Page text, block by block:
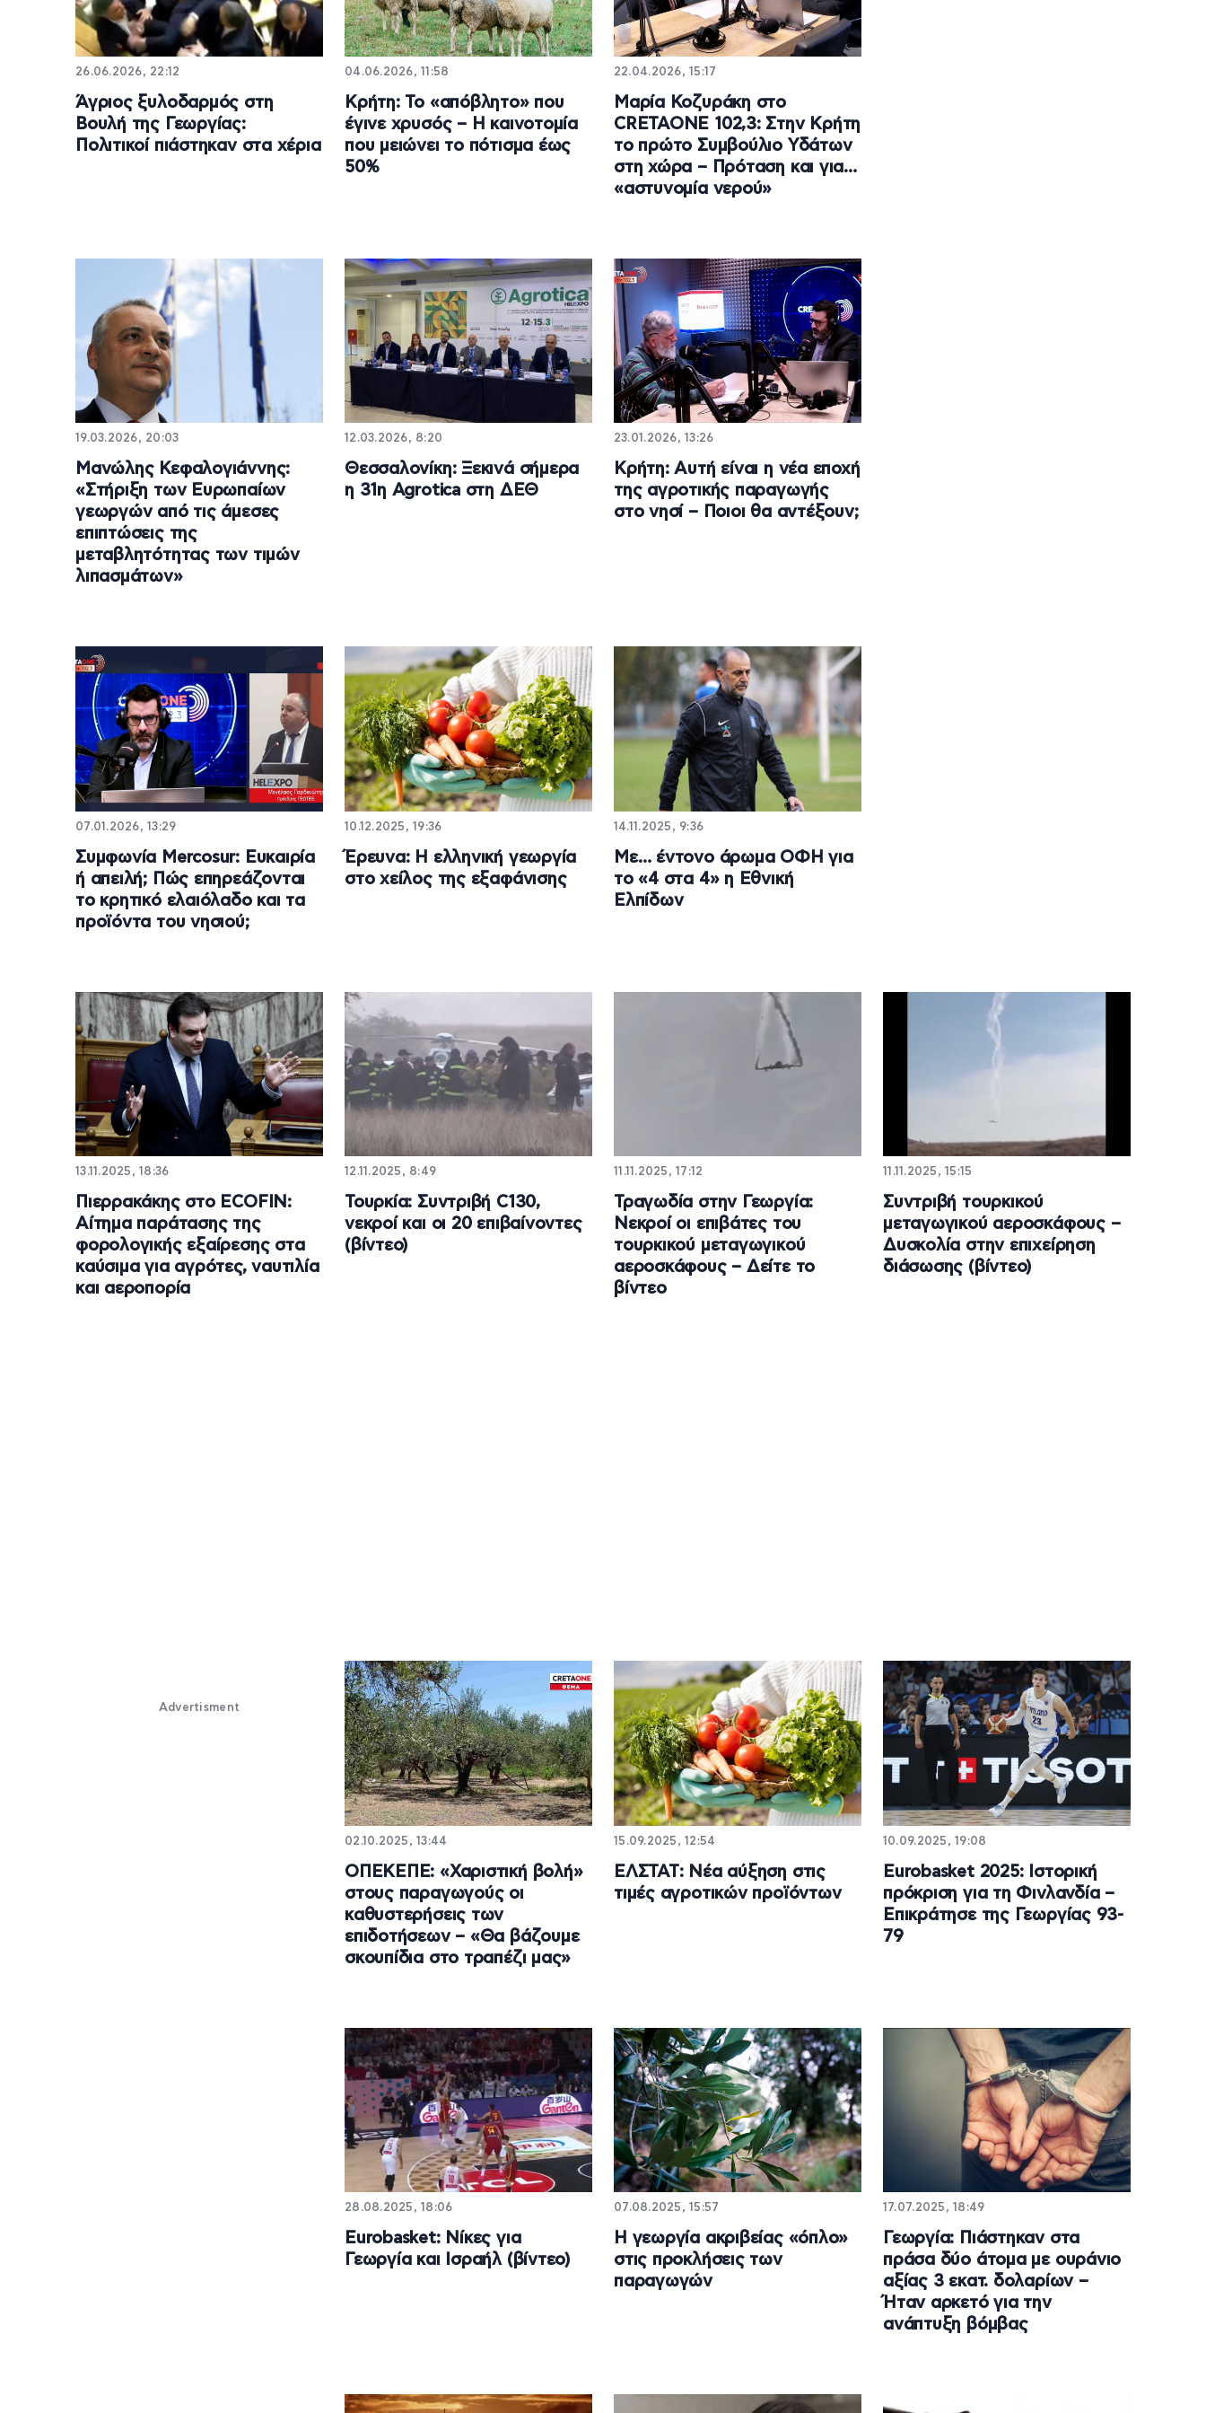
26.06.2026, 22:12
Άγριος ξυλοδαρμός στη
Βουλή της Γεωργίας:
Πολιτικοί πιάστηκαν στα χέρια
04.06.2026, 11:58
Κρήτη: Το «απόβλητο» που
έγινε χρυσός – Η καινοτομία
που μειώνει το πότισμα έως
50%
22.04.2026, 15:17
Μαρία Κοζυράκη στο
CRETAONE 102,3: Στην Κρήτη
το πρώτο Συμβούλιο Υδάτων
στη χώρα – Πρόταση και για…
«αστυνομία νερού»
19.03.2026, 20:03
Μανώλης Κεφαλογιάννης:
«Στήριξη των Ευρωπαίων
γεωργών από τις άμεσες
επιπτώσεις της
μεταβλητότητας των τιμών
λιπασμάτων»
12.03.2026, 8:20
Θεσσαλονίκη: Ξεκινά σήμερα
η 31η Agrotica στη ΔΕΘ
23.01.2026, 13:26
Κρήτη: Αυτή είναι η νέα εποχή
της αγροτικής παραγωγής
στο νησί – Ποιοι θα αντέξουν;
07.01.2026, 13:29
Συμφωνία Mercosur: Ευκαιρία
ή απειλή; Πώς επηρεάζονται
το κρητικό ελαιόλαδο και τα
προϊόντα του νησιού;
10.12.2025, 19:36
Έρευνα: Η ελληνική γεωργία
στο χείλος της εξαφάνισης
14.11.2025, 9:36
Με… έντονο άρωμα ΟΦΗ για
το «4 στα 4» η Εθνική
Ελπίδων
13.11.2025, 18:36
Πιερρακάκης στο ECOFIN:
Αίτημα παράτασης της
φορολογικής εξαίρεσης στα
καύσιμα για αγρότες, ναυτιλία
και αεροπορία
12.11.2025, 8:49
Τουρκία: Συντριβή C130,
νεκροί και οι 20 επιβαίνοντες
(βίντεο)
11.11.2025, 17:12
Τραγωδία στην Γεωργία:
Νεκροί οι επιβάτες του
τουρκικού μεταγωγικού
αεροσκάφους – Δείτε το
βίντεο
11.11.2025, 15:15
Συντριβή τουρκικού
μεταγωγικού αεροσκάφους –
Δυσκολία στην επιχείρηση
διάσωσης (βίντεο)
Advertisment
02.10.2025, 13:44
ΟΠΕΚΕΠΕ: «Χαριστική βολή»
στους παραγωγούς οι
καθυστερήσεις των
επιδοτήσεων – «Θα βάζουμε
σκουπίδια στο τραπέζι μας»
15.09.2025, 12:54
ΕΛΣΤΑΤ: Νέα αύξηση στις
τιμές αγροτικών προϊόντων
10.09.2025, 19:08
Eurobasket 2025: Ιστορική
πρόκριση για τη Φινλανδία –
Επικράτησε της Γεωργίας 93-
79
28.08.2025, 18:06
Eurobasket: Νίκες για
Γεωργία και Ισραήλ (βίντεο)
07.08.2025, 15:57
Η γεωργία ακριβείας «όπλο»
στις προκλήσεις των
παραγωγών
17.07.2025, 18:49
Γεωργία: Πιάστηκαν στα
πράσα δύο άτομα με ουράνιο
αξίας 3 εκατ. δολαρίων –
Ήταν αρκετό για την
ανάπτυξη βόμβας